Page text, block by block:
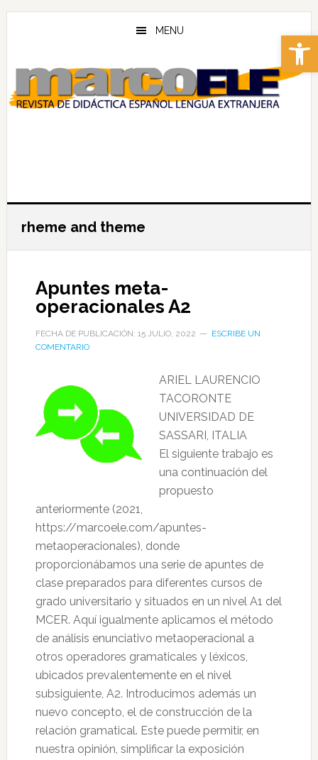
Abrir
Skip
content
Skip
MENU
rheme and theme
Apuntes meta-
operacionales A2
FECHA DE PUBLICACIÓN: 15 JULIO, 2022
ESCRIBE UN
COMENTARIO
ARIEL LAURENCIO
TACORONTE
UNIVERSIDAD DE
SASSARI, ITALIA
El siguiente trabajo es
una continuación del
propuesto
anteriormente (2021,
https://marcoele.com/apuntes-
metaoperacionales), donde
proporcionábamos una serie de apuntes de
clase preparados para diferentes cursos de
grado universitario y situados en un nivel A1 del
MCER. Aquí igualmente aplicamos el método
de análisis enunciativo metaoperacional a
otros operadores gramaticales y léxicos,
ubicados prevalentemente en el nivel
subsiguiente, A2. Introducimos además un
nuevo concepto, el de construcción de la
relación gramatical. Este puede permitir, en
nuestra opinión, simplificar la exposición